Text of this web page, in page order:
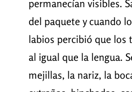
permanecían visibles.
del paquete y cuando
labios percibió que los
al igual que la lengua.
mejillas, la nariz, la